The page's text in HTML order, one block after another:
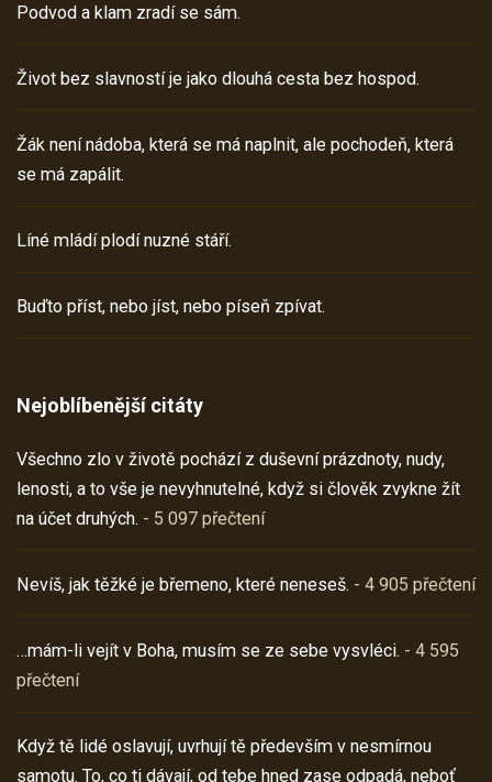
Podvod a klam zradí se sám.
Život bez slavností je jako dlouhá cesta bez hospod.
Žák není nádoba, která se má naplnit, ale pochodeň, která
se má zapálit.
Líné mládí plodí nuzné stáří.
Buďto příst, nebo jíst, nebo píseň zpívat.
Nejoblíbenější citáty
Všechno zlo v životě pochází z duševní prázdnoty, nudy,
lenosti, a to vše je nevyhnutelné, když si člověk zvykne žít
na účet druhých. - 5 097 přečtení
Nevíš, jak těžké je břemeno, které neneseš. - 4 905 přečtení
…mám-li vejít v Boha, musím se ze sebe vysvléci. - 4 595
přečtení
Když tě lidé oslavují, uvrhují tě především v nesmírnou
samotu. To, co ti dávají, od tebe hned zase odpadá, neboť